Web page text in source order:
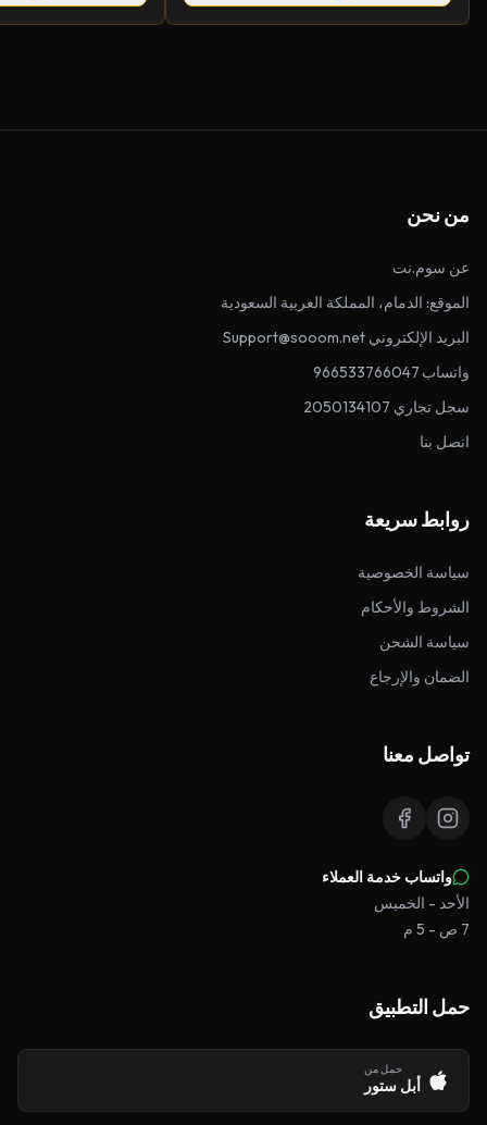
من نحن
عن سوم.نت
الموقع: الدمام، المملكة العربية السعودية
البريد الإلكتروني Support@sooom.net
واتساب 966533766047
سجل تجاري 2050134107
اتصل بنا
روابط سريعة
سياسة الخصوصية
الشروط والأحكام
سياسة الشحن
الضمان والإرجاع
تواصل معنا
واتساب خدمة العملاء
الأحد - الخميس
7 ص - 5 م
حمل التطبيق
حمل من
أبل ستور